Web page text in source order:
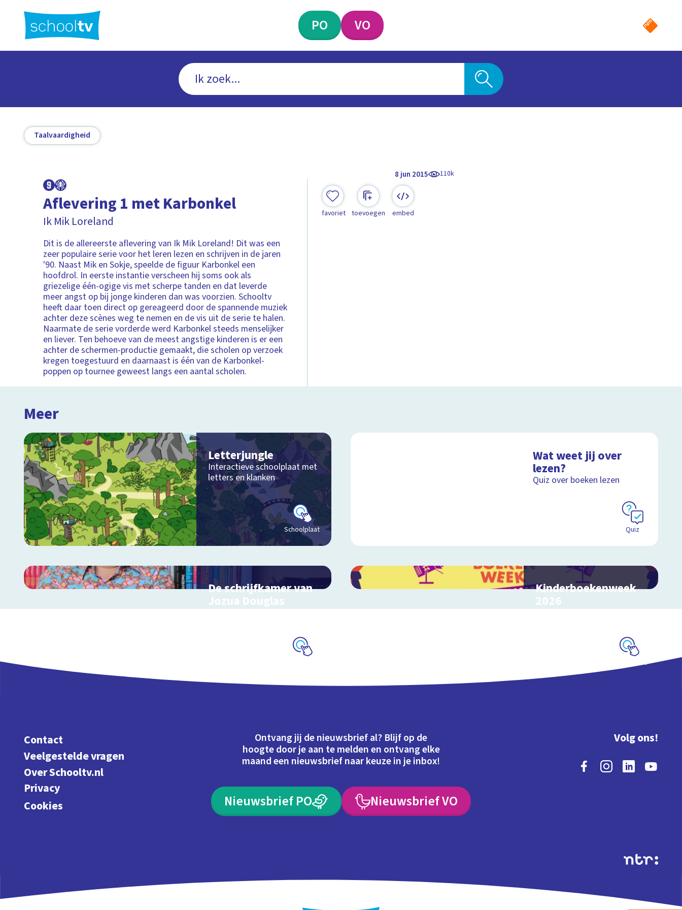
hoofdinhoud
PO VO
Taalvaardigheid
8 jun 2015 110k
Aflevering 1 met Karbonkel
Ik Mik Loreland
Dit is de allereerste aflevering van Ik Mik Loreland! Dit was een
zeer populaire serie voor het leren lezen en schrijven in de jaren
'90. Naast Mik en Sokje, speelde de figuur Karbonkel een
hoofdrol. In eerste instantie verscheen hij soms ook als
griezelige één-ogige vis met scherpe tanden en dat leverde
meer angst op bij jonge kinderen dan was voorzien. Schooltv
heeft daar toen direct op gereageerd door de spannende muziek
achter deze scènes weg te nemen en de vis uit de serie te halen.
Naarmate de serie vorderde werd Karbonkel steeds menselijker
en liever. Ten behoeve van de meest angstige kinderen is er een
achter de schermen-productie gemaakt, die scholen op verzoek
kregen toegestuurd en daarnaast is één van de Karbonkel-
poppen op tournee geweest langs een aantal scholen.
favoriet toevoegen embed
Meer
Letterjungle
Interactieve schoolplaat met
letters en klanken
Schoolplaat
Wat weet jij over
lezen?
Quiz over boeken lezen
Quiz
De schrijfkamer van
Jozua Douglas
Interactieve schoolplaat bij
Kinderboekenweek
2026
Bekijk video's bij de
Schoolplaat
Contact
Veelgestelde vragen
Over Schooltv.nl
Privacy
Cookies
Ontvang jij de nieuwsbrief al? Blijf op de
hoogte door je aan te melden en ontvang elke
maand een nieuwsbrief naar keuze in je inbox!
Nieuwsbrief PO Nieuwsbrief VO
Volg ons!